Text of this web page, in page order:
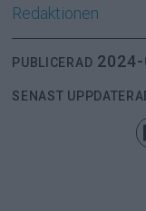
Redaktionen
PUBLICERAD
SENAST